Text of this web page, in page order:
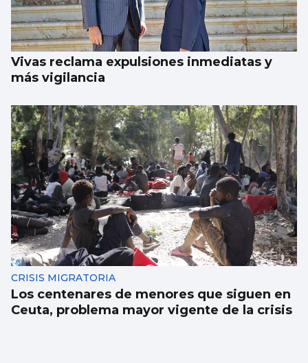
Vivas reclama expulsiones inmediatas y
más vigilancia
CRISIS MIGRATORIA
Los centenares de menores que siguen en
Ceuta, problema mayor vigente de la crisis